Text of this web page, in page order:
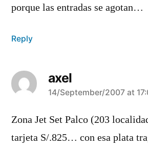
porque las entradas se agotan…
Reply
axel
says:
14/September/2007 at
Zona Jet Set Palco (203
tarjeta S/.825… con esa plata